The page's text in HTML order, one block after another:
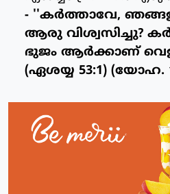
- ''കര്‍ത്താവേ,
ആരു വിശ്വസിച്ചു?
ഭുജം ആര്‍ക്കാണ്
(ഏശയ്യ 53:1) (യോഹ.